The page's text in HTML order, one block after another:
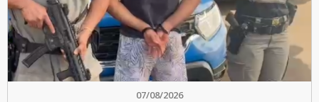
07/08/2026